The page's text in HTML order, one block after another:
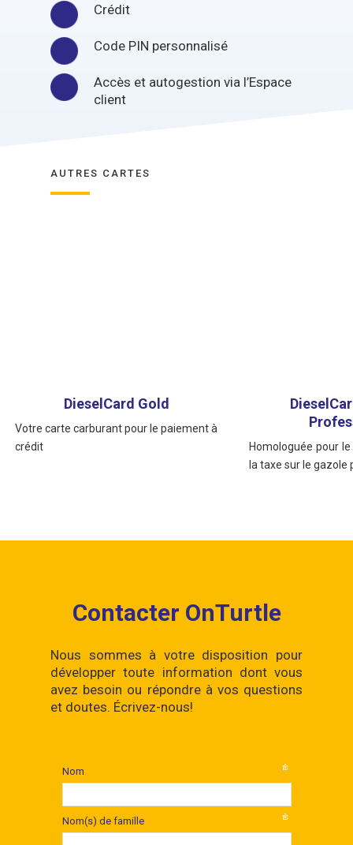
Crédit
Code PIN personnalisé
Accès et autogestion via l’Espace
client
AUTRES CARTES
DieselCard Gold
Votre carte carburant pour le paiement à
crédit
Homologuée pour
la taxe sur le
Contacter OnTurtle
Nous sommes à votre disposition pour
développer toute information dont vous
avez besoin ou répondre à vos questions
et doutes. Écrivez-nous!